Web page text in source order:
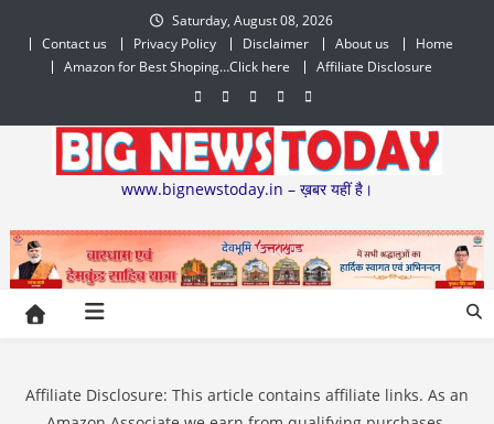
content
Saturday, August 08, 2026
Contact us
Privacy Policy Disclaimer About us
Home
Amazon for Best Shoping…Click here
Affiliate Disclosure
www.bignewstoday.in – ख़बर यहीं है।
Affiliate Disclosure: This article contains affiliate links. As an